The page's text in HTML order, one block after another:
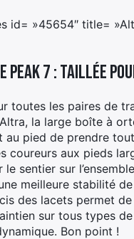
id= »45654″ title=
Peak 7 : Taillée
toutes les paires de
la large boîte à
au pied de prendre
coureurs aux pieds
le sentier sur
meilleure stabilité
des lacets permet de
sur tous types
Bon point !